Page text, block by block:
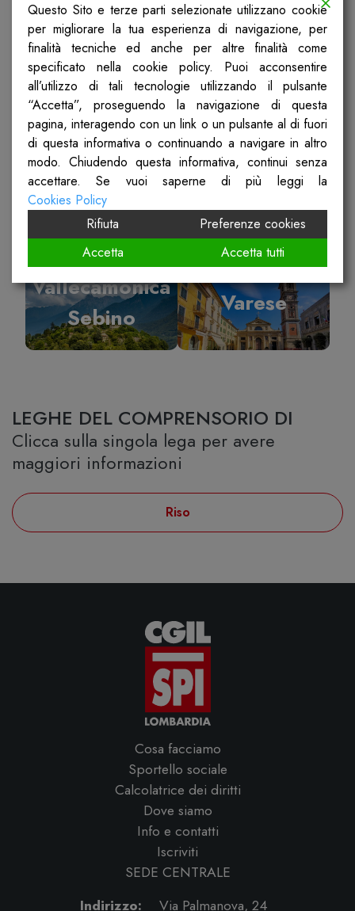
Milano Pavia
Sondrio Ticino Olona
Vallecamonica
Sebino
Varese
LEGHE DEL COMPRENSORIO DI
Clicca sulla singola lega per avere
maggiori informazioni
Riso
Cosa facciamo
Sportello sociale
Calcolatrice dei diritti
Dove siamo
Info e contatti
Iscriviti
SEDE CENTRALE
Indirizzo:
Via Palmanova, 24
Questo Sito e terze parti selezionate utilizzano cookie
per migliorare la tua esperienza di navigazione, per
finalità tecniche ed anche per altre finalità come
specificato nella cookie policy. Puoi acconsentire
all’utilizzo di tali tecnologie utilizzando il pulsante
“Accetta”, proseguendo la navigazione di questa
pagina, interagendo con un link o un pulsante al di fuori
di questa informativa o continuando a navigare in altro
modo. Chiudendo questa informativa, continui senza
accettare. Se vuoi saperne di più leggi la
Cookies Policy
Rifiuta
Preferenze cookies
Accetta
Accetta tutti